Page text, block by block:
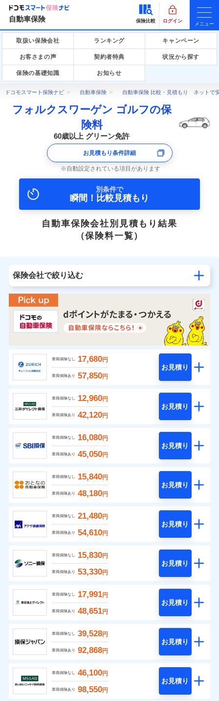
自動車保険 保険比較 ログイン
メニュー
取扱い保険会社 ランキング キャンペーン
お客さまの声 契約者特典 状況から探す
保険の基礎知識 お知らせ
ドコモスマート保険ナビ 自動車保険 自動車保険 比較・見積もり ネットで
フォルクスワーゲン ゴルフの保
険料
60歳以上 グリーン免許
お見積もり条件詳細
自動設定されている項目があります
別条件で
瞬間！比較見積もり
自動車保険会社別見積もり結果
（保険料一覧）
保険会社で絞り込む
車両保険なし 17,680円
車両保険あり 57,850円
お見積り
車両保険なし 12,960円
車両保険あり 42,120円
お見積り
車両保険なし 16,080円
車両保険あり 45,050円
お見積り
車両保険なし 15,840円
車両保険あり 48,180円
お見積り
車両保険なし 21,480円
車両保険あり 54,610円
お見積り
車両保険なし 15,830円
車両保険あり 53,330円
お見積り
車両保険なし 17,991円
車両保険あり 48,651円
お見積り
車両保険なし 39,528円
車両保険あり 92,868円
お見積り
車両保険なし 46,100円
車両保険あり 98,550円
お見積り